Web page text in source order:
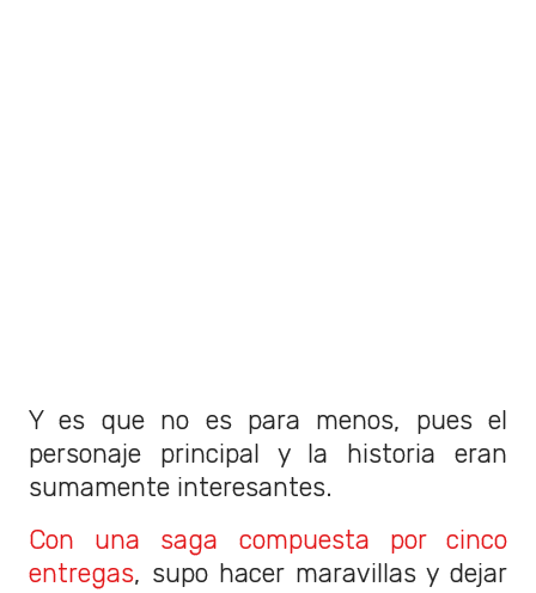
Y es que no es para menos, pues el
personaje principal y la historia eran
sumamente interesantes.
Con una saga compuesta por cinco
entregas, supo hacer maravillas y dejar